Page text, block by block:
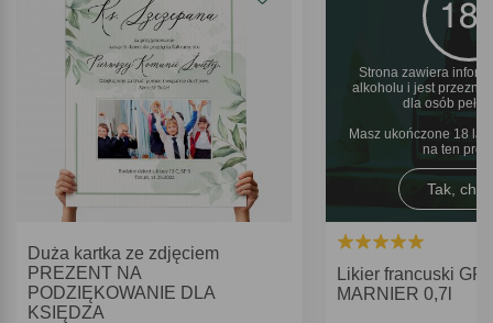
Duża kartka ze zdjęciem
PREZENT NA
PODZIĘKOWANIE DLA
KSIĘDZA
Strona zawiera
alkoholu i jest
dla osób
Masz ukończone 18 lat
na ten
Tak,
Likier francuski
MARNIER 0,7l